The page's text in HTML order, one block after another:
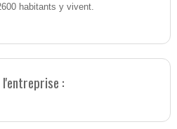
habitants y vivent.
: